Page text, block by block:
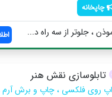
چاپخانه
، جلوتر از سه راه د...
تابلوسازی نقش هنر
روی فلکسی ، چاپ و برش آرم